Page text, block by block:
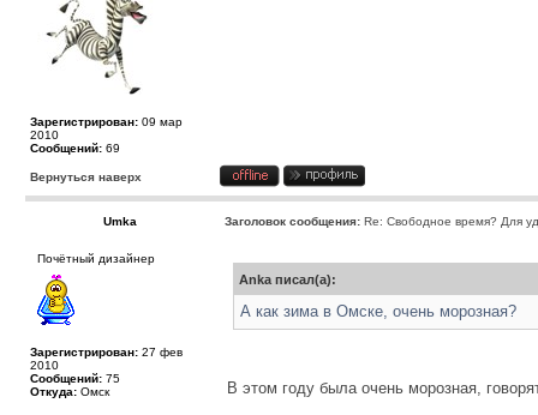
Зарегистрирован: 09 мар
2010
Сообщений: 69
Вернуться наверх
Umka Заголовок сообщения: Re: Свободное время? Для
Почётный дизайнер
Зарегистрирован: 27 фев
2010
Сообщений: 75
Откуда: Омск
Anka писал(а):
А как зима в Омске, очень морозная?
В этом году была очень морозная,